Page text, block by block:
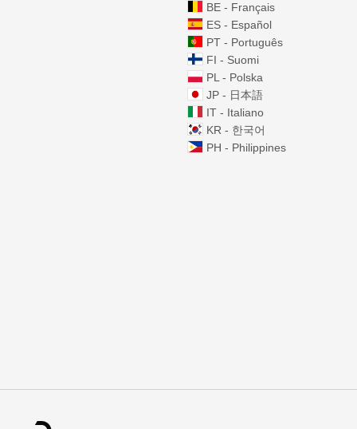
BE - Français
ES - Español
PT - Português
FI - Suomi
PL - Polska
JP - 日本語
IT - Italiano
KR - 한국어
PH - Philippines